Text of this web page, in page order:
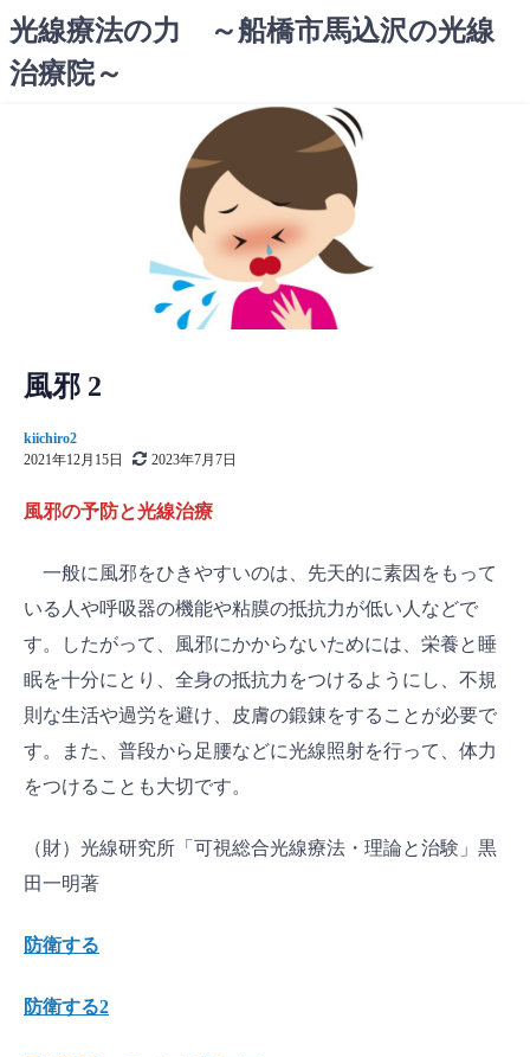
ン
テ
光線療法の力 ～船橋市馬込沢の光線
治療院～
風邪 2
kiichiro2
2021年12月15日
2023年7月7日
風邪の予防と光線治療
一般に風邪をひきやすいのは、先天的に素因をもって
いる人や呼吸器の機能や粘膜の抵抗力が低い人などで
す。したがって、風邪にかからないためには、栄養と睡
眠を十分にとり、全身の抵抗力をつけるようにし、不規
則な生活や過労を避け、皮膚の鍛錬をすることが必要で
す。また、普段から足腰などに光線照射を行って、体力
をつけることも大切です。
（財）光線研究所「可視総合光線療法・理論と治験」黒
田一明著
防衛する
防衛する2